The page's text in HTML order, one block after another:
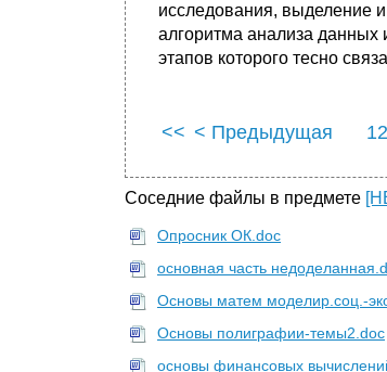
исследования, выделение
алгоритма анализа данных
этапов которого тесно
<< < Предыдущая 12
Соседние файлы в предмете
Опросник ОК.doc
основная часть
Основы матем моделир.соц.-
Основы полиграфии-темы2.doc
основы финансовых